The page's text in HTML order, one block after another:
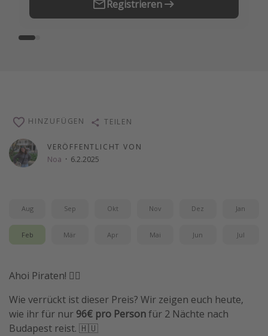
Registrieren
VERÖFFENTLICHT VON
Noa · 6.2.2025
HINZUFÜGEN TEILEN
Aug Sep Okt Nov Dez Jan
Feb Mär Apr Mai Jun Jul
Ahoi Piraten! 🏴‍☠️
Wie verrückt ist dieser Preis? Wir zeigen euch heute,
wie ihr für nur 96€ pro Personfür 2 Nächte nach
Budapest reist. 🇭🇺